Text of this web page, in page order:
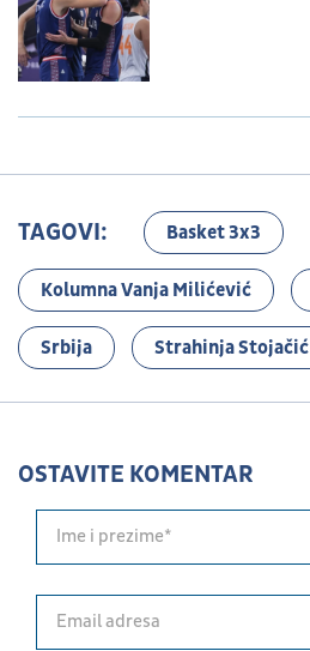
TAGOVI: Basket 3x3
Kolumna Vanja Milićević
Srbija Strahinja Stojačić
OSTAVITE KOMENTAR